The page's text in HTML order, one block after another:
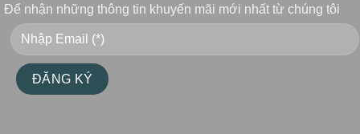
Để nhận những thông tin khuyến mãi mới nhất từ chúng tôi